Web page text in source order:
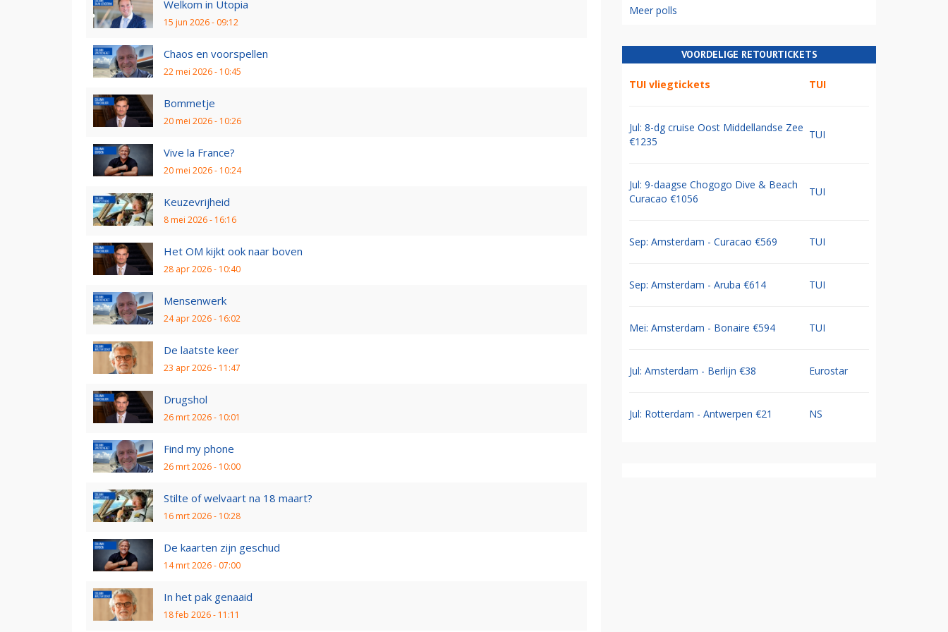
Welkom in Utopia
15 jun 2026 - 09:12
Chaos en voorspellen
22 mei 2026 - 10:45
Bommetje
20 mei 2026 - 10:26
Vive la France?
20 mei 2026 - 10:24
Keuzevrijheid
8 mei 2026 - 16:16
Het OM kijkt ook naar boven
28 apr 2026 - 10:40
Mensenwerk
24 apr 2026 - 16:02
De laatste keer
23 apr 2026 - 11:47
Drugshol
26 mrt 2026 - 10:01
Find my phone
26 mrt 2026 - 10:00
Stilte of welvaart na 18 maart?
16 mrt 2026 - 10:28
De kaarten zijn geschud
14 mrt 2026 - 07:00
In het pak genaaid
18 feb 2026 - 11:11
Meer polls
VOORDELIGE RETOURTICKETS
TUI vliegtickets TUI
Jul: 8-dg cruise Oost Middellandse Zee
€1235
TUI
Jul: 9-daagse Chogogo Dive & Beach
Curacao €1056
TUI
Sep: Amsterdam - Curacao €569 TUI
Sep: Amsterdam - Aruba €614 TUI
Mei: Amsterdam - Bonaire €594 TUI
Jul: Amsterdam - Berlijn €38 Eurostar
Jul: Rotterdam - Antwerpen €21 NS